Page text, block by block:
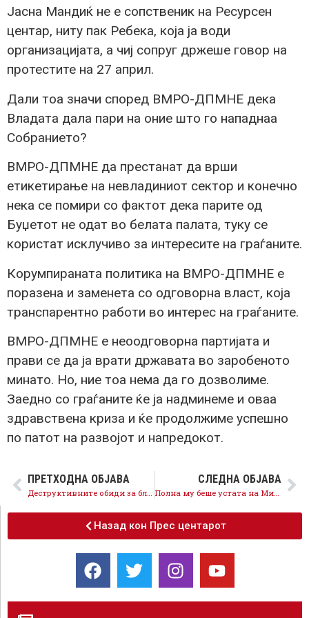
Јасна Мандиќ не е сопственик на Ресурсен
центар, ниту пак Ребека, која ја води
организацијата, а чиј сопруг држеше говор на
протестите на 27 април.
Дали тоа значи според ВМРО-ДПМНЕ дека
Владата дала пари на оние што го нападнаа
Собранието?
ВМРО-ДПМНЕ да престанат да врши
етикетирање на невладиниот сектор и конечно
нека се помири со фактот дека парите од
Буџетот не одат во белата палата, туку се
користат исклучиво за интересите на граѓаните.
Корумпираната политика на ВМРО-ДПМНЕ е
поразена и заменета со одговорна власт, која
транспарентно работи во интерес на граѓаните.
ВМРО-ДПМНЕ е неоодговорна партијата и
прави се да ја врати државата во заробеното
минато. Но, ние тоа нема да го дозволиме.
Заедно со граѓаните ќе ја надминеме и оваа
здравствена криза и ќе продолжиме успешно
по патот на развојот и напредокот.
ПРЕТХОДНА ОБЈАВА
Деструктивните обиди за блокирање и кочење на напредокот од страна на ВМРО-ДПМНЕ не успеаја
СЛЕДНА ОБЈАВА
Полна му беше устата на Мицкоски со наводна грижа за здравјето на граѓаните, а со сите постапки директно го загрозува јавното здравје
Назад кон Прес центарот